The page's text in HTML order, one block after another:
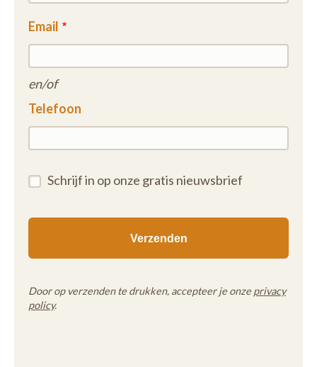
Email
en/of
Telefoon
Schrijf in op onze gratis nieuwsbrief
Door op verzenden te drukken, accepteer je onze privacy
policy.